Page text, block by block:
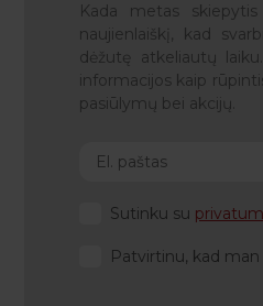
Kada metas
naujienlaiškį, kad
dėžutę atkeliautų
informacijos kaip
pasiūlymų bei akcijų.
Sutinku su
Patvirtinu, kad